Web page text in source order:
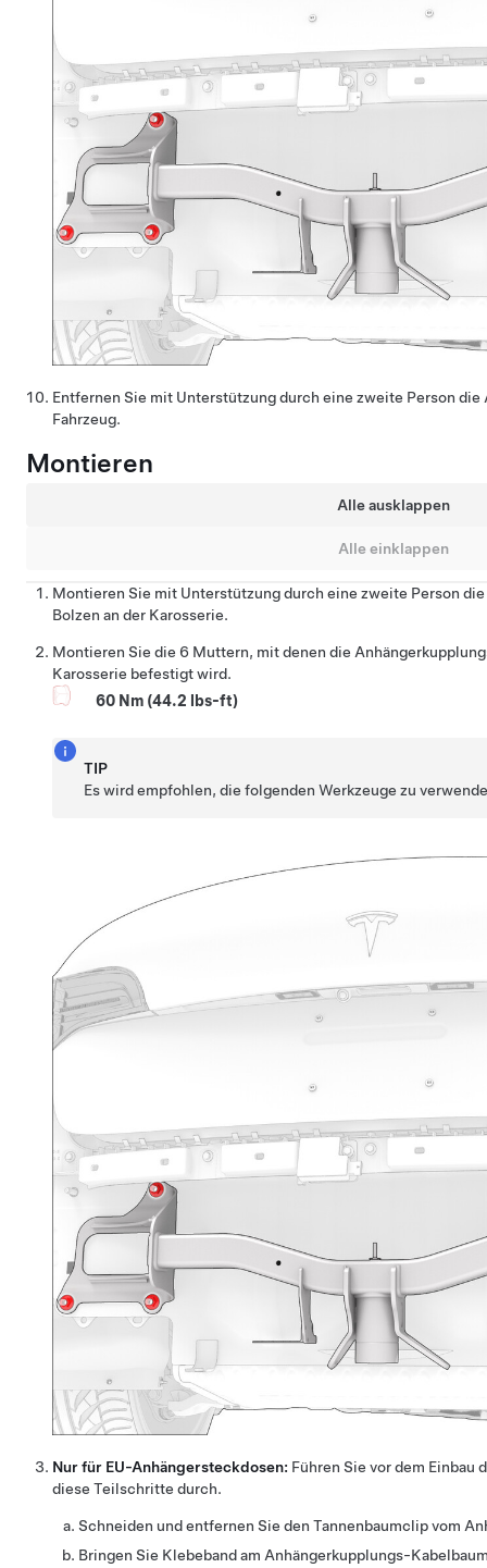
Entfernen Sie mit Unterstützung durch eine zweite Person die
Fahrzeug.
Montieren
Alle ausklappen
Alle einklappen
Montieren Sie mit Unterstützung durch eine zweite Person
Bolzen an der Karosserie.
Montieren Sie die 6 Muttern, mit denen die
Karosserie befestigt wird.
60 Nm (44.2 lbs-ft)
TIP
Es wird empfohlen, die folgenden Werkzeuge zu
Nur für EU-Anhängersteckdosen: Führen Sie vor dem Einbau
diese Teilschritte durch.
Schneiden und entfernen Sie den Tannenbaumclip vom
Bringen Sie Klebeband am Anhängerkupplungs-